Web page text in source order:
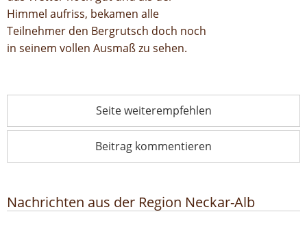
Himmel aufriss, bekamen alle
Teilnehmer den Bergrutsch doch noch
in seinem vollen Ausmaß zu sehen.
Seite weiterempfehlen
Beitrag kommentieren
Nachrichten aus der Region Neckar-Alb